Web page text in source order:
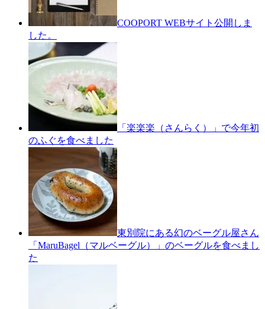
COOPORT WEBサイト公開しま
した。
「楽楽楽（さんらく）」で今年初
のふぐを食べました
東別院にある幻のベーグル屋さん
「MaruBagel（マルベーグル）」のベーグルを食べまし
た